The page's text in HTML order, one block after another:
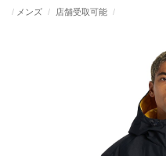
メンズ 店舗受取可能